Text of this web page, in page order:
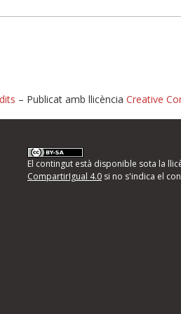
següents i descriviu quina és la
– Publicat amb llicència Creative
El contingut està disponible sota la
CompartirIgual 4.0si no s'indica el